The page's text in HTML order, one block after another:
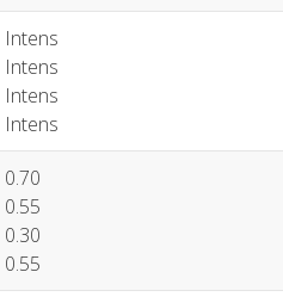
Intens
Intens
Intens
Intens
0.70
0.55
0.30
0.55